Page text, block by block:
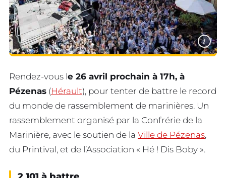
i
Rendez-vous le 26 avril prochain à 17h, à
Pézenas (Hérault), pour tenter de battre le record
du monde de rassemblement de marinières. Un
rassemblement organisé par la Confrérie de la
Marinière, avec le soutien de la Ville de Pézenas,
du Printival, et de l’Association « Hé ! Dis Boby ».